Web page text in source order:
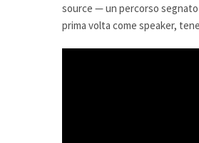
source — un percorso segnato
prima volta come speaker,